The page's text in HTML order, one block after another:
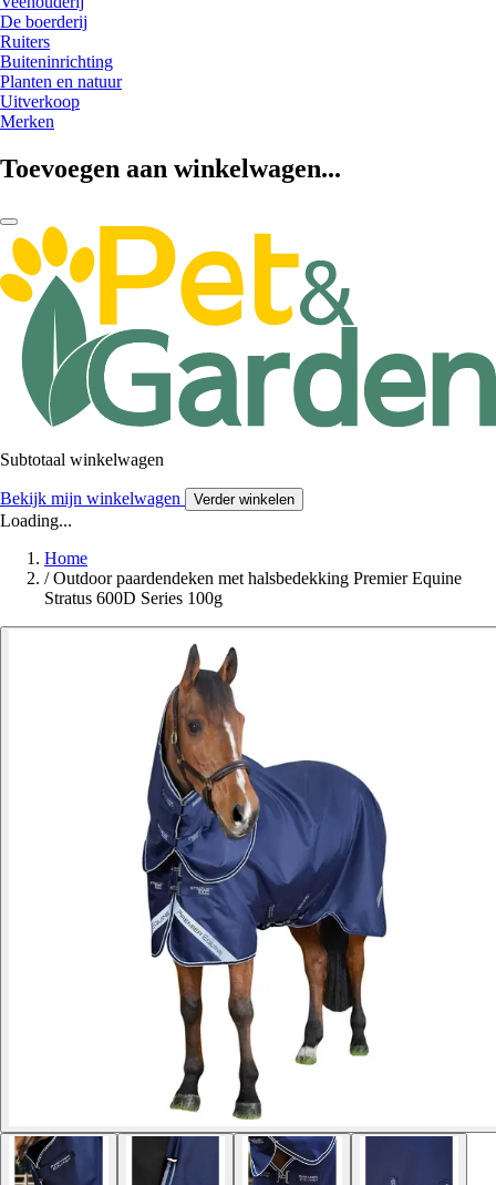
De boerderij
Ruiters
Buiteninrichting
Planten en natuur
Uitverkoop
Merken
Toevoegen aan winkelwagen...
Subtotaal winkelwagen
Bekijk mijn winkelwagen Verder winkelen
Loading...
Home
/ Outdoor paardendeken met halsbedekking Premier Equine
Stratus 600D Series 100g